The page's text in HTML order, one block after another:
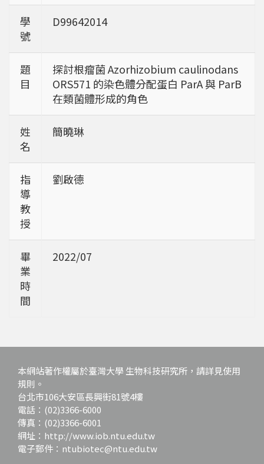
學
號
D99642014
題
目
探討根瘤菌 Azorhizobium caulinodans
ORS571 的染色體分配蛋白 ParA 與 ParB
在類菌體形成的角色
姓
名
簡曉琳
指
導
教
授
劉啟德
畢
業
時
間
2022/07
本網站著作權屬於臺灣大學 生物科技研究所，請詳見使用
規則。
台北市106大安區長興街81號4樓
電話：(02)3366-6000
傳真：(02)3366-6001
網址：http://www.iob.ntu.edu.tw
電子郵件：ntubiotec@ntu.edu.tw